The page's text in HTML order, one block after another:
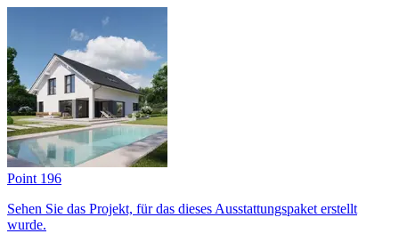
Point 196
Sehen Sie das Projekt, für das dieses Ausstattungs­paket erstellt
wurde.